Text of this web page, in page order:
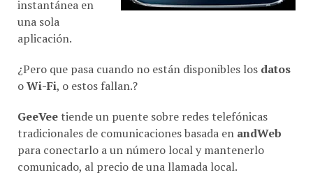
una sola
aplicación.
¿Pero que pasa cuando no están disponibles los datos
oWi-Fi , o estos fallan.?
GeeVee tiende un puente sobre redes telefónicas
tradicionales de comunicaciones basada en andWeb
para conectarlo a un número local y mantenerlo
comunicado, al precio de una llamada local.